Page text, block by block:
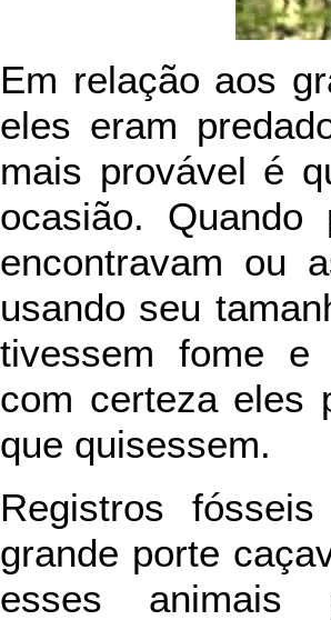
Em relação aos
eles eram
mais provável é
ocasião.
encontravam ou
usando seu
tivessem fome e
com certeza eles
que quisessem.
Registros
grande porte
esses